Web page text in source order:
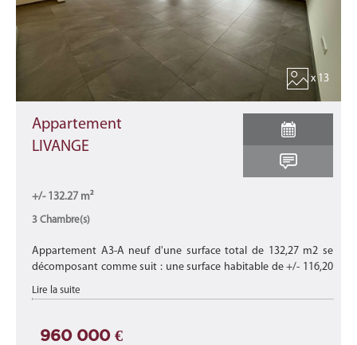
x 13
Appartement
LIVANGE
+/- 132.27 m²
3 Chambre(s)
Appartement A3-A neuf d'une surface total de 132,27 m2 se
décomposant comme suit : une surface habitable de +/- 116,20
m2 avec une terrasse de +/- 13,61 m2 et un balcon de +/- 2,46
m2 au 1er étage ...
Lire la suite
960 000 €